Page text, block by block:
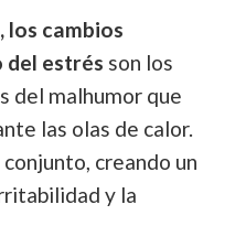
los cambios
del estrés son los
del malhumor que
las olas de calor.
creando un
y la